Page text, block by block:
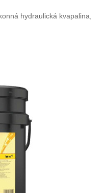
hydraulická kvapalina,